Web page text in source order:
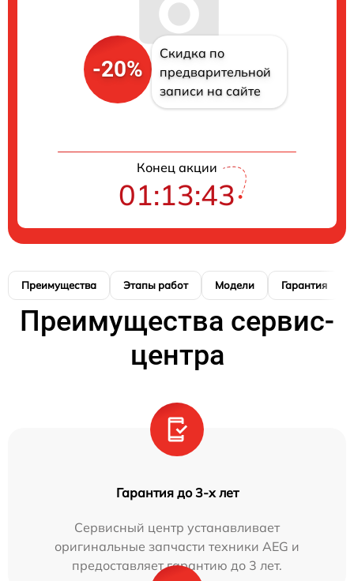
-20%
Скидка по
предварительной
записи на сайте
Конец акции
01:13:41
Преимущества Этапы работ Модели Гарантия
Преимущества сервис-
центра
Гарантия до 3-х лет
Сервисный центр устанавливает
оригинальные запчасти техники AEG и
предоставляет гарантию до 3 лет.